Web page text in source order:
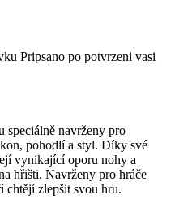
Pripsano po potvrzeni vasi
speciálně navrženy pro
pohodlí a styl. Díky své
vynikající oporu nohy a
hřišti. Navrženy pro hráče
chtějí zlepšit svou hru.